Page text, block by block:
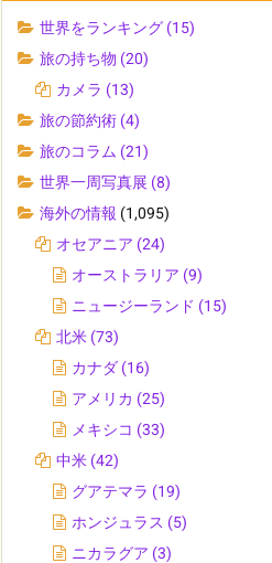
世界をランキング (15)
旅の持ち物 (20)
カメラ (13)
旅の節約術 (4)
旅のコラム (21)
世界一周写真展 (8)
海外の情報 (1,095)
オセアニア (24)
オーストラリア (9)
ニュージーランド (15)
北米 (73)
カナダ (16)
アメリカ (25)
メキシコ (33)
中米 (42)
グアテマラ (19)
ホンジュラス (5)
ニカラグア (3)